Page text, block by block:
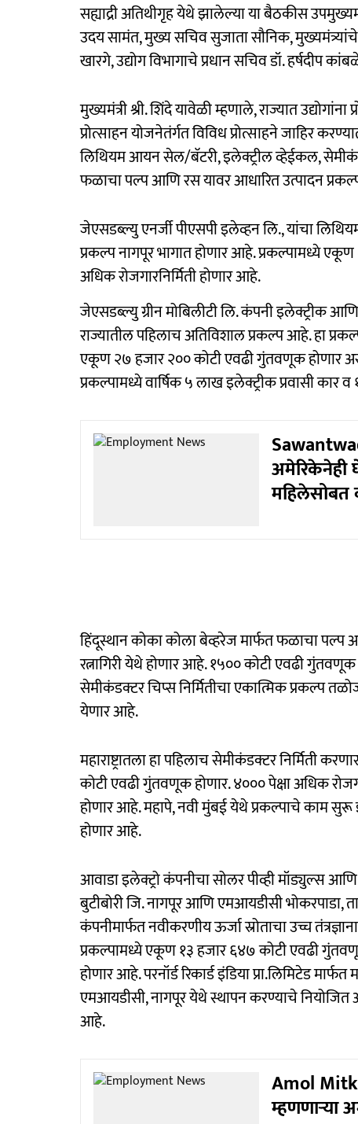
सह्याद्री अतिथीगृह येथे झालेल्या या बैठकीस
उदय सामंत, मुख्य सचिव सुजाता सौनिक,
खारगे, उद्योग विभागाचे प्रधान सचिव डॉ. हर्षदीप
मुख्यमंत्री श्री. शिंदे यावेळी म्हणाले, राज्यात
प्रोत्साहन योजनेतंर्गत विविध प्रोत्साहने जाहिर
लिथियम आयन सेल/बॅटरी, इलेक्ट्रील व्हेईकल,
फळाचा पल्प आणि रस यावर आधारित उत्पादन
जेएसडब्ल्यु एनर्जी पीएसपी इलेव्हन लि., यांचा
प्रकल्प नागपूर भागात होणार आहे. प्रकल्पामध्ये
अधिक रोजगारनिर्मिती होणार आहे.
जेएसडब्ल्यु ग्रीन मोबिलीटी लि. कंपनी इलेक्ट्रीक आणि
राज्यातील पहिलाच अतिविशाल प्रकल्प आहे. हा
एकूण २७ हजार २०० कोटी एवढी गुंतवणूक होणार
प्रकल्पामध्ये वार्षिक ५ लाख इलेक्ट्रीक प्रवासी
अमेरिकेनेही
महिलेसोबत
हिंदूस्थान कोका कोला बेव्हरेज मार्फत फळाचा पल्प
रत्नागिरी येथे होणार आहे. १५०० कोटी एवढी
सेमीकंडक्टर चिप्स निर्मितीचा एकात्मिक प्रकल्प
येणार आहे.
महाराष्ट्रातला हा पहिलाच सेमीकंडक्टर निर्मिती
कोटी एवढी गुंतवणूक होणार. ४००० पेक्षा अधिक
होणार आहे. महापे, नवी मुंबई येथे प्रकल्पाचे काम सुरू
होणार आहे.
आवाडा इलेक्ट्रो कंपनीचा सोलर पीव्ही मॉड्युल्स
बुटीबोरी जि. नागपूर आणि एमआयडीसी भोकरपाडा,
कंपनीमार्फत नवीकरणीय ऊर्जा स्रोताचा उच्च
प्रकल्पामध्ये एकूण १३ हजार ६४७ कोटी एवढी
होणार आहे. परनॉर्ड रिकार्ड इंडिया प्रा.लिमिटेड
एमआयडीसी, नागपूर येथे स्थापन करण्याचे
आहे.
Amol
म्हणणाऱ्या